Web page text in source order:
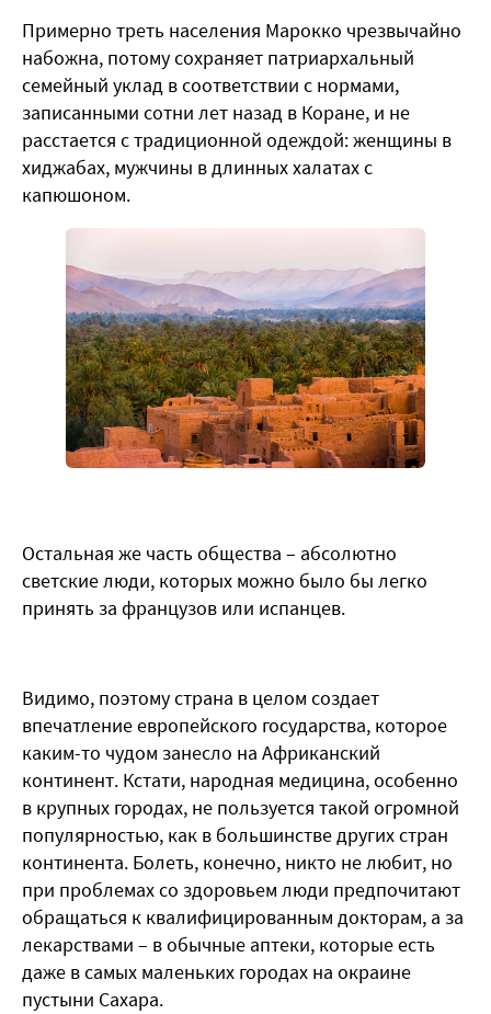
Примерно треть населения Марокко чрезвычайно
набожна, потому сохраняет патриархальный
семейный уклад в соответствии с нормами,
записанными сотни лет назад в Коране, и не
расстается с традиционной одеждой: женщины в
хиджабах, мужчины в длинных халатах с
капюшоном.
Остальная же часть общества – абсолютно
светские люди, которых можно было бы легко
принять за французов или испанцев.
Видимо, поэтому страна в целом создает
впечатление европейского государства, которое
каким-то чудом занесло на Африканский
континент. Кстати, народная медицина, особенно
в крупных городах, не пользуется такой огромной
популярностью, как в большинстве других стран
континента. Болеть, конечно, никто не любит, но
при проблемах со здоровьем люди предпочитают
обращаться к квалифицированным докторам, а за
лекарствами – в обычные аптеки, которые есть
даже в самых маленьких городах на окраине
пустыни Сахара.